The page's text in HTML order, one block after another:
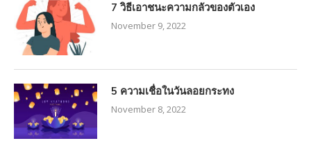
7 วิธีเอาชนะความกลัวของตัวเอง
November 9, 2022
5 ความเชื่อในวันลอยกระทง
November 8, 2022